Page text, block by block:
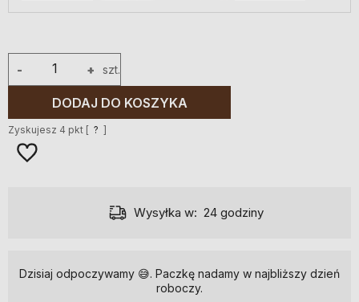
+
- szt.
DODAJ DO KOSZYKA
Zyskujesz 4 pkt [ ? ]
Wysyłka w: 24 godziny
Dzisiaj odpoczywamy 😅. Paczkę nadamy w najbliższy dzień
roboczy.